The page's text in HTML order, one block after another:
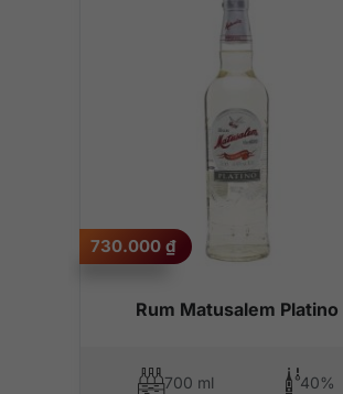
Rum Matusalem Platino
730.000 ₫
700 ml 40%